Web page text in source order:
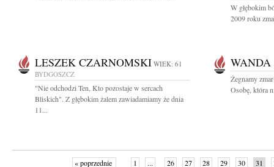
W głębokim
2009 roku
LESZEK CZARNOMSKI WIEK: 61
BYDGOSZCZ
"Nie odchodzi Ten, Kto pozostaje w sercach
Bliskich". Z głębokim żalem zawiadamiamy że dnia
11...
Żegnamy
Osobę, która
« poprzednie 1 ... 26 27 28 29 30 31